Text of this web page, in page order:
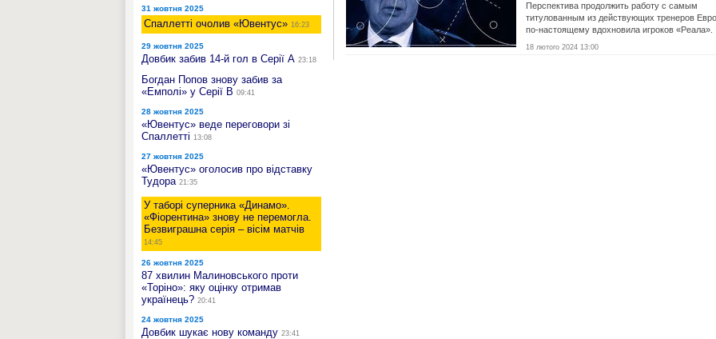
31 жовтня 2025
Спаллетті очолив «Ювентус» 16:23
29 жовтня 2025
Довбик забив 14-й гол в Серії А 23:18
Богдан Попов знову забив за
«Емполі» у Серії В 09:41
28 жовтня 2025
«Ювентус» веде переговори зі
Спаллетті 13:08
27 жовтня 2025
«Ювентус» оголосив про відставку
Тудора 21:35
У таборі суперника «Динамо».
«Фіорентина» знову не перемогла.
Безвиграшна серія – вісім матчів
14:45
26 жовтня 2025
87 хвилин Малиновського проти
«Торіно»: яку оцінку отримав
українець? 20:41
24 жовтня 2025
Довбик шукає нову команду 23:41
Перспектива продолжить работу с самым
титулованным из действующих тренеров
по-настоящему вдохновила игроков «Реала».
18 лютого 2024 13:00